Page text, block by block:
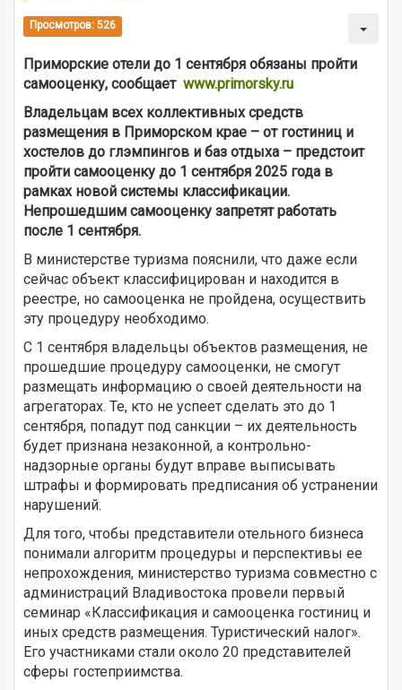
Просмотров: 526
Приморские отели до 1 сентября обязаны пройти
самооценку, сообщает www.primorsky.ru
Владельцам всех коллективных средств
размещения в Приморском крае – от гостиниц и
хостелов до глэмпингов и баз отдыха – предстоит
пройти самооценку до 1 сентября 2025 года в
рамках новой системы классификации.
Непрошедшим самооценку запретят работать
после 1 сентября.
В министерстве туризма пояснили, что даже если
сейчас объект классифицирован и находится в
реестре, но самооценка не пройдена, осуществить
эту процедуру необходимо.
С 1 сентября владельцы объектов размещения, не
прошедшие процедуру самооценки, не смогут
размещать информацию о своей деятельности на
агрегаторах. Те, кто не успеет сделать это до 1
сентября, попадут под санкции – их деятельность
будет признана незаконной, а контрольно-
надзорные органы будут вправе выписывать
штрафы и формировать предписания об устранении
нарушений.
Для того, чтобы представители отельного бизнеса
понимали алгоритм процедуры и перспективы ее
непрохождения, министерство туризма совместно с
администраций Владивостока провели первый
семинар «Классификация и самооценка гостиниц и
иных средств размещения. Туристический налог».
Его участниками стали около 20 представителей
сферы гостеприимства.